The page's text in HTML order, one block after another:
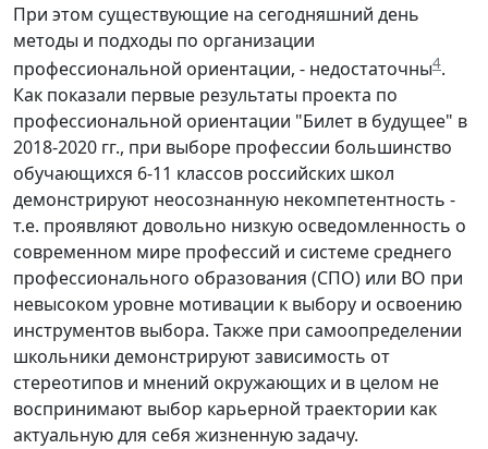
При этом существующие на сегодняшний день
методы и подходы по организации
профессиональной ориентации, - недостаточны4.
Как показали первые результаты проекта по
профессиональной ориентации "Билет в будущее" в
2018-2020 гг., при выборе профессии большинство
обучающихся 6-11 классов российских школ
демонстрируют неосознанную некомпетентность -
т.е. проявляют довольно низкую осведомленность о
современном мире профессий и системе среднего
профессионального образования (СПО) или ВО при
невысоком уровне мотивации к выбору и освоению
инструментов выбора. Также при самоопределении
школьники демонстрируют зависимость от
стереотипов и мнений окружающих и в целом не
воспринимают выбор карьерной траектории как
актуальную для себя жизненную задачу.